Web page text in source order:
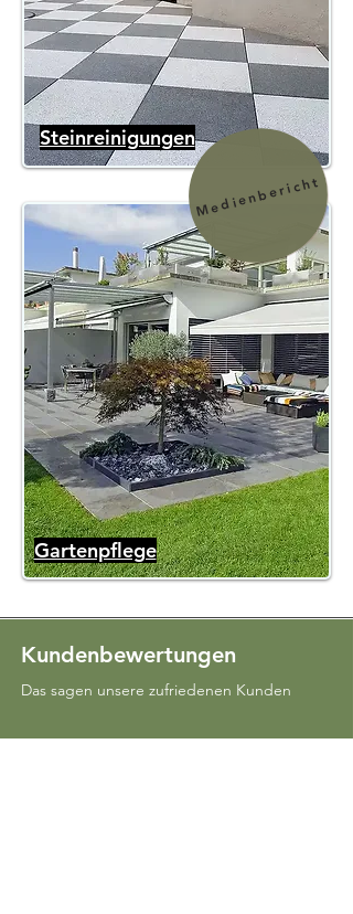
Steinreinigungen
Gartenpflege
Medienbericht
Kundenbewertungen
Das sagen unsere zufriedenen Kunden